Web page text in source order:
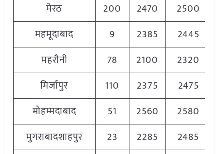
मेरठ
200 2470 2500
महमूदाबाद
9 2385 2445
महरौनी
78 2100 2320
मिर्जापुर
110 2375
2475
मोहम्मदाबाद
51 2560 2580
मुगराबादशाहपुर
23 2285 2485